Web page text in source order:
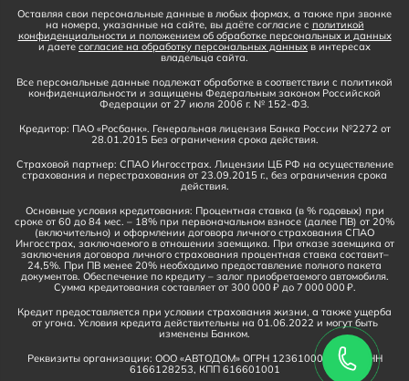
Оставляя свои персональные данные в любых формах, а также при звонке
на номера, указанные на сайте, вы даёте согласие с политикой
конфиденциальности и положением об обработке персональных и данных
и даете согласие на обработку персональных данных в интересах
владельца сайта.
Все персональные данные подлежат обработке в соответствии с политикой
конфиденциальности и защищены Федеральным законом Российской
Федерации от 27 июля 2006 г. № 152-ФЗ.
Кредитор: ПАО «Росбанк». Генеральная лицензия Банка России №2272 от
28.01.2015 Без ограничения срока действия.
Страховой партнер: СПАО Ингосстрах. Лицензии ЦБ РФ на осуществление
страхования и перестрахования от 23.09.2015 г., без ограничения срока
действия.
Основные условия кредитования: Процентная ставка (в % годовых) при
сроке от 60 до 84 мес. – 18% при первоначальном взносе (далее ПВ) от 20%
(включительно) и оформлении договора личного страхования СПАО
Ингосстрах, заключаемого в отношении заемщика. При отказе заемщика от
заключения договора личного страхования процентная ставка составит–
24,5%. При ПВ менее 20% необходимо предоставление полного пакета
документов. Обеспечение по кредиту – залог приобретаемого автомобиля.
Сумма кредитования составляет от 300 000 ₽ до 7 000 000 ₽.
Кредит предоставляется при условии страхования жизни, а также ущерба
от угона. Условия кредита действительны на 01.06.2022 и могут быть
изменены Банком.
Реквизиты организации: ООО «АВТОДОМ» ОГРН 1236100016910, ИНН
6166128253, КПП 616601001